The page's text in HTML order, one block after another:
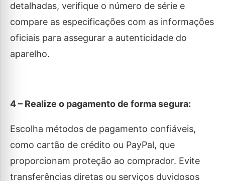
detalhadas, verifique o número de série e
compare as especificações com as informações
oficiais para assegurar a autenticidade do
aparelho.
4 – Realize o pagamento de forma segura:
Escolha métodos de pagamento confiáveis,
como cartão de crédito ou PayPal, que
proporcionam proteção ao comprador. Evite
transferências diretas ou serviços duvidosos